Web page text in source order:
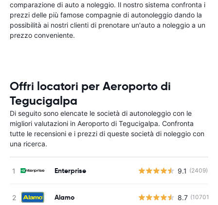
comparazione di auto a noleggio. Il nostro sistema confronta i
prezzi delle più famose compagnie di autonoleggio dando la
possibilità ai nostri clienti di prenotare un'auto a noleggio a un
prezzo conveniente.
Offri locatori per Aeroporto di
Tegucigalpa
Di seguito sono elencate le società di autonoleggio con le
migliori valutazioni in Aeroporto di Tegucigalpa. Confronta
tutte le recensioni e i prezzi di queste società di noleggio con
una ricerca.
Enterprise 9.1 (2409)
Alamo 8.7 (10701)